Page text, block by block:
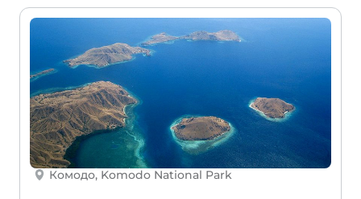
Комодо, Komodo National Park